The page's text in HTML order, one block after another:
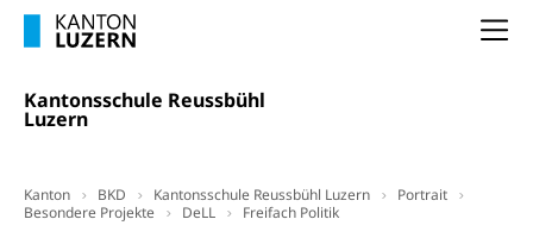
Kantonsschule Reussbühl
Luzern
Kanton BKD Kantonsschule Reussbühl Luzern
Portrait
Besondere Projekte
DeLL Freifach Politik
Waffenerwerbsschein, Waffenschein, Waffenbüro,
Waffentragen, Selbstverteidigung
Waffen, Sprengstoffe und Pyrotechnik
Zivildienst
Militärdienst
Erwerbsausfallentschädigung (WAS Luzern)
Schutzdienstpflicht, Schutzraum,